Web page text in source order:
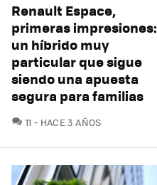
Renault Espace,
primeras impresiones:
un híbrido muy
particular que sigue
siendo una apuesta
segura para familias
11 COMENTARIOS
HACE 3 AÑOS